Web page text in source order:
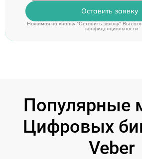
Оставить заявку
Нажимая на кнопку "Оставить заявку" Вы
конфиденциальности
Популярные
Цифровых
Veber